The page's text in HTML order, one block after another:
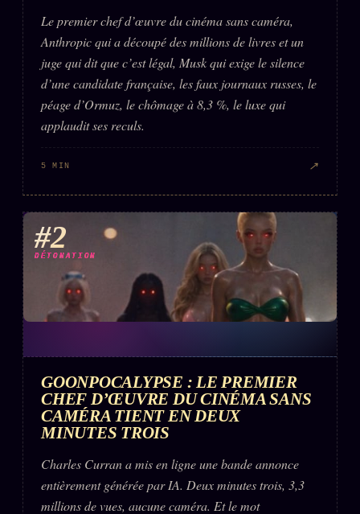
Le premier chef d’œuvre du cinéma sans caméra,
Anthropic qui a découpé des millions de livres et un
juge qui dit que c’est légal, Musk qui exige le silence
d’une candidate française, les faux journaux russes, le
péage d’Ormuz, le chômage à 8,3 %, le luxe qui
applaudit ses reculs.
5 MIN ↗
#2
DÉTONATION
GOONPOCALYPSE : LE PREMIER
CHEF D’ŒUVRE DU CINÉMA SANS
CAMÉRA TIENT EN DEUX
MINUTES TROIS
Charles Curran a mis en ligne une bande annonce
entièrement générée par IA. Deux minutes trois, 3,3
millions de vues, aucune caméra. Et le mot